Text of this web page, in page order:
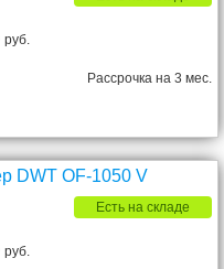
руб.
Рассрочка на 3 мес.
DWT OF-1050 V
Есть на складе
руб.